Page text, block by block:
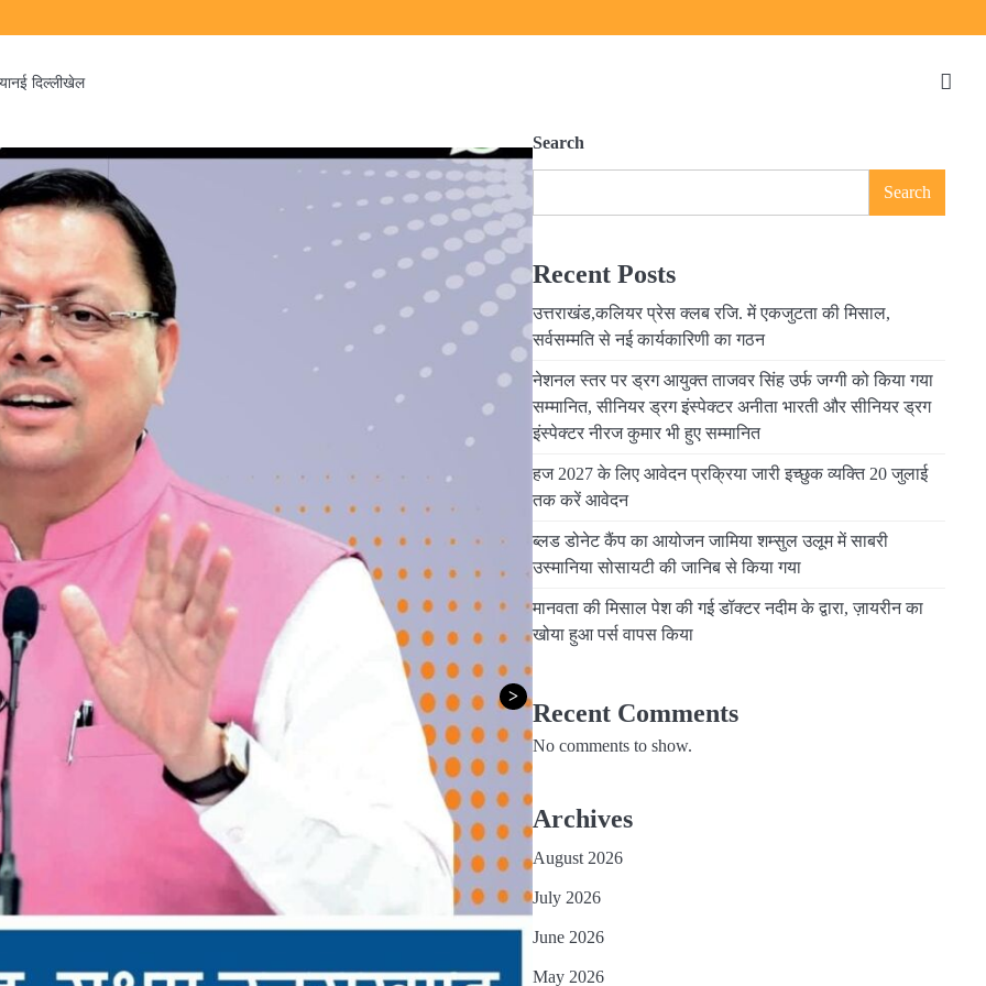
नई दिल्लीखेल
>
Search
Search
Recent Posts
उत्तराखंड,कलियर प्रेस क्लब रजि. में एकजुटता की मिसाल,
सर्वसम्मति से नई कार्यकारिणी का गठन
नेशनल स्तर पर ड्रग आयुक्त ताजवर सिंह उर्फ जग्गी को किया गया
सम्मानित, सीनियर ड्रग इंस्पेक्टर अनीता भारती और सीनियर ड्रग
इंस्पेक्टर नीरज कुमार भी हुए सम्मानित
हज 2027 के लिए आवेदन प्रक्रिया जारी इच्छुक व्यक्ति 20 जुलाई
तक करें आवेदन
ब्लड डोनेट कैंप का आयोजन जामिया शम्सुल उलूम में साबरी
उस्मानिया सोसायटी की जानिब से किया गया
मानवता की मिसाल पेश की गई डॉक्टर नदीम के द्वारा, ज़ायरीन का
खोया हुआ पर्स वापस किया
Recent Comments
No comments to show.
Archives
August 2026
July 2026
June 2026
May 2026